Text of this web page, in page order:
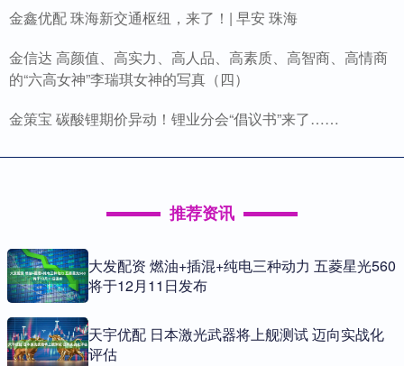
金鑫优配 珠海新交通枢纽，来了！| 早安 珠海
金信达 高颜值、高实力、高人品、高素质、高智商、高情商
的“六高女神”李瑞琪女神的写真（四）
金策宝 碳酸锂期价异动！锂业分会“倡议书”来了……
推荐资讯
大发配资 燃油+插混+纯电三种动力 五菱星光560
将于12月11日发布
天宇优配 日本激光武器将上舰测试 迈向实战化
评估